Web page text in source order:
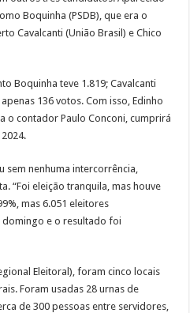
Boquinha (PSDB), que era o
Cavalcanti (União Brasil) e Chico
Boquinha teve 1.819; Cavalcanti
136 votos. Com isso, Edinho
o contador Paulo Conconi, cumprirá
sem nenhuma intercorrência,
“Foi eleição tranquila, mas houve
mas 6.051 eleitores
e o resultado foi
Eleitoral), foram cinco locais
Foram usadas 28 urnas de
de 300 pessoas entre servidores,